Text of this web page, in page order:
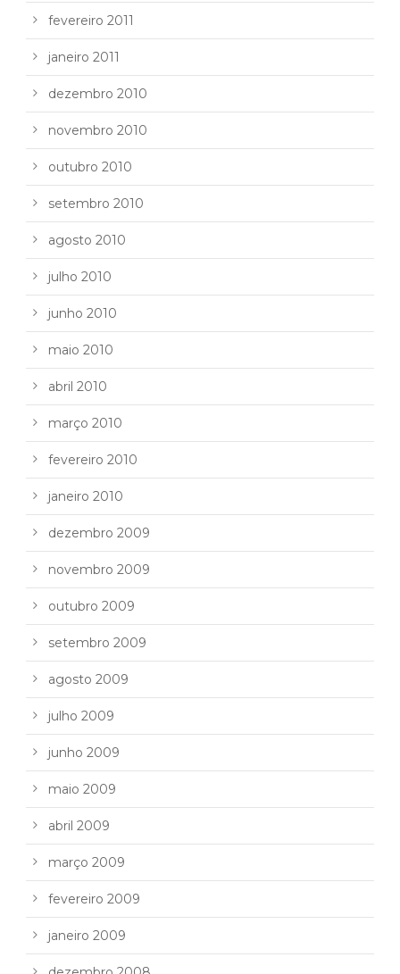
fevereiro 2011
janeiro 2011
dezembro 2010
novembro 2010
outubro 2010
setembro 2010
agosto 2010
julho 2010
junho 2010
maio 2010
abril 2010
março 2010
fevereiro 2010
janeiro 2010
dezembro 2009
novembro 2009
outubro 2009
setembro 2009
agosto 2009
julho 2009
junho 2009
maio 2009
abril 2009
março 2009
fevereiro 2009
janeiro 2009